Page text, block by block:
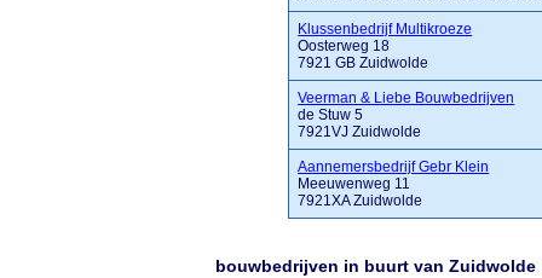
Klussenbedrijf Multikroeze
Oosterweg 18
7921 GB Zuidwolde
Veerman & Liebe Bouwbedrijven
de Stuw 5
7921VJ Zuidwolde
Aannemersbedrijf Gebr Klein
Meeuwenweg 11
7921XA Zuidwolde
bouwbedrijven in buurt van Zuidwolde